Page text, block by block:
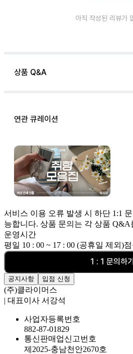
아직 작성된 리뷰가
상품 Q&A
연관 큐레이션
서비스 이용 오류 발생 시 하단 1:1
능합니다. 상품 문의는 각 상품 Q&A
운영시간
평일 10 : 00 ~ 17 : 00 (공휴일 제외)
1 : 1 문의하기
공지사항 입점 신청
(주)클라이머스
| 대표이사 서강석
사업자등록번호
882-87-01829
통신판매업신고번호
제2025-충남천안2670호